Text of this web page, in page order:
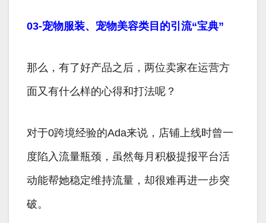
03-宠物服装、宠物美容类目的引流“宝典”
那么，有了好产品之后，两位卖家在运营方
面又有什么样的心得和打法呢？
对于0跨境经验的Ada来说，店铺上线时曾一
度陷入流量瓶颈，虽然每月积极提报平台活
动能帮她稳定维持流量，却很难再进一步突
破。